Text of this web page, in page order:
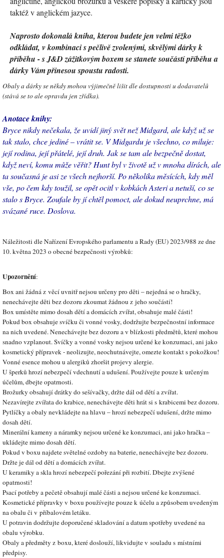
taktéž v anglickém jazyce.
Naprosto dokonalá kniha, kterou budete jen velmi těžko
odkládat, v kombinaci s pečlivě zvolenými, skvělými dárky k
příběhu - s J&D zážitkovým boxem se stanete součástí příběhu a
dárky Vám přinesou spoustu radosti.
Obaly a dárky se někdy mohou výjimečně lišit dle dostupnosti u dodavatelů
(stává se to ale opravdu jen zřídka).
Anotace knihy:
Bryce nikdy nečekala, že uvidí jiný svět než Midgard, ale když už se
tak stalo, chce jediné – vrátit se. V Midgardu je všechno, co miluje:
její rodina, její přátelé, její druh. Jak se tam ale bezpečně dostat,
když neví, komu může věřit? Hunt byl v životě už v mnoha dírách, ale
ta současná je asi ze všech nejhorší. Po několika měsících, kdy měl
vše, po čem kdy toužil, se opět ocitl v kobkách Asteri a netuší, co se
stalo s Bryce. Zoufale by jí chtěl pomoct, ale dokud neuprchne, má
svázané ruce. Doslova.
Náležitosti dle Nařízení Evropského parlamentu a Rady (EU) 2023/988 ze dne
10. května 2023 o obecné bezpečnosti výrobků:
Upozornění:
Box ani žádná z věcí uvnitř nejsou určeny pro děti – nejedná se o hračky,
nenechávejte děti bez dozoru zkoumat žádnou z jeho součástí!
Box umístěte mimo dosah dětí a domácích zvířat, obsahuje malé části!
Pokud box obsahuje svíčku či vonné vosky, dodržujte bezpečnostní informace
na nich uvedené. Nenechávejte bez dozoru a v blízkosti předmětů, které mohou
snadno vzplanout. Svíčky a vonné vosky nejsou určené ke konzumaci, ani jako
kosmetický přípravek - neolizujte, neochutnávejte, omezte kontakt s pokožkou!
Vonné esence mohou u alergiků zhoršit projevy alergie.
U šperků hrozí nebezpečí vdechnutí a udušení. Používejte pouze k určeným
účelům, dbejte opatrnosti.
Brožurky obsahují drátky do sešívačky, držte dál od dětí a zvířat.
Nezavírejte zvířata do krabice, nenechávejte děti hrát si s krabicemi bez dozoru.
Pytlíčky a obaly nevkládejte na hlavu – hrozí nebezpečí udušení, držte mimo
dosah dětí.
Minerální kameny a náramky nejsou určené ke konzumaci, ani jako hračka –
ukládejte mimo dosah dětí.
Pokud v boxu najdete světelné ozdoby na baterie, nenechávejte bez dozoru.
Držte je dál od dětí a domácích zvířat.
U keramiky a skla hrozí nebezpečí pořezání při rozbití. Dbejte zvýšené
opatrnosti!
Psací potřeby a pečetě obsahují malé části a nejsou určené ke konzumaci.
Kosmetické přípravky v boxu používejte pouze k účelu a způsobem uvedeným
na obalu či v příbalovém letáku.
U potravin dodržujte doporučené skladování a datum spotřeby uvedené na
obalu výrobku.
Obaly a předměty z boxu, které doslouží, likvidujte v souladu s místními
předpisy.